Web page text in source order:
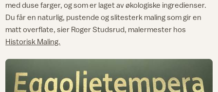
med duse farger, og som er laget av økologiske ingredienser.
Du får en naturlig, pustende og slitesterk maling som gir en
matt overflate, sier Roger Studsrud, malermester hos
Historisk Maling.